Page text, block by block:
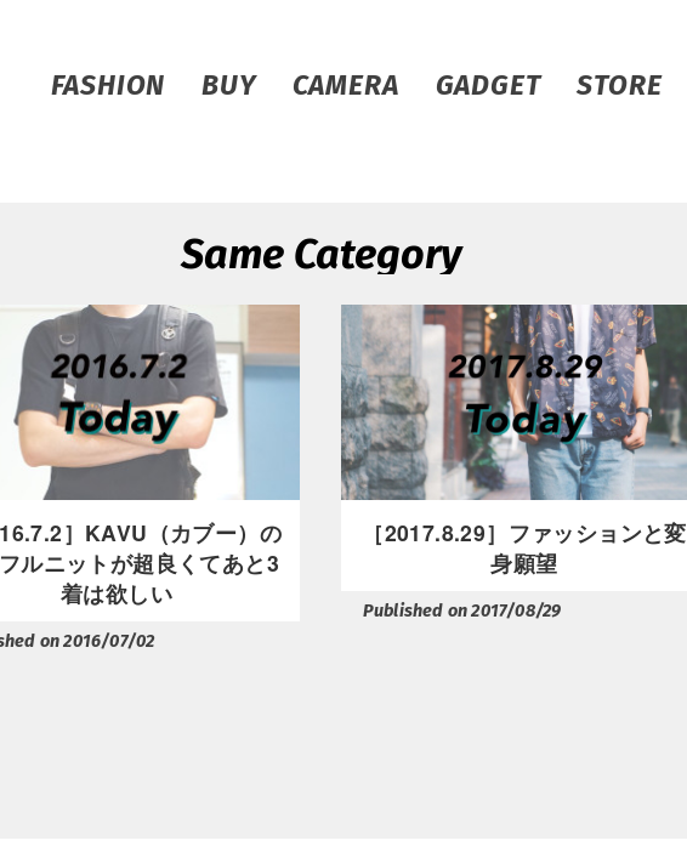
FASHION BUY CAMERA GADGET STORE
Same Category
］KAVU（カブー）の
ルニットが超良くてあと3
着は欲しい
on 2016/07/02
［2017.8.29］ファッションと変
身願望
Published on 2017/08/29